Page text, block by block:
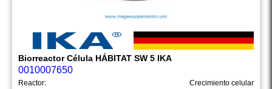
Biorreactor Célula HÁBITAT SW 5 IKA
0010007650
Reactor:
Crecimiento celular